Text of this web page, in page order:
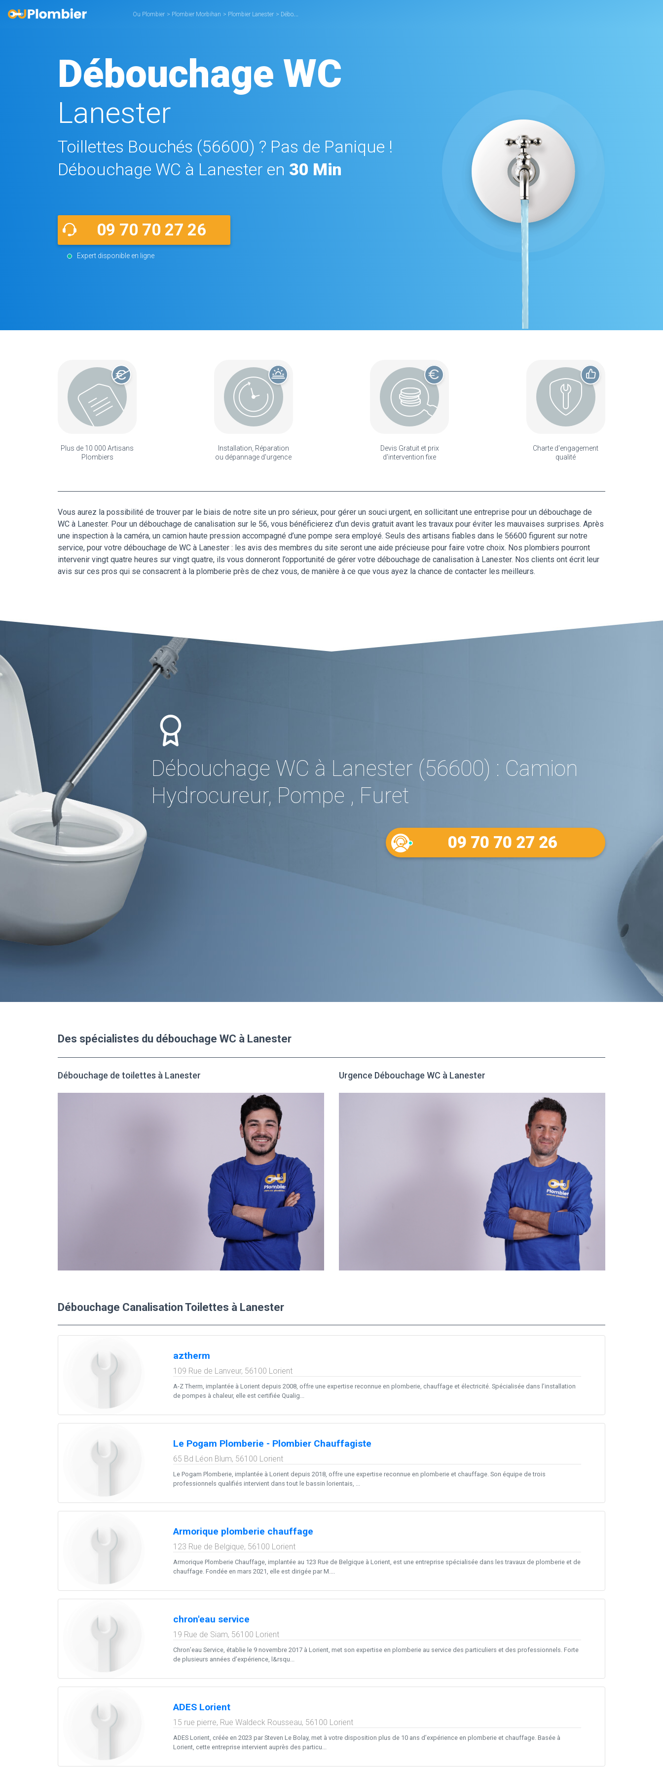
Ou Plombier > Plombier Morbihan > Plombier Lanester > Débouchage WC Lanester
Débouchage WC
Lanester
Toillettes Bouchés (56600) ? Pas de Panique !
Débouchage WC à Lanester en 30 Min
09 70 70 27 26
Expert disponible en ligne
Plus de 10 000 Artisans
Plombiers
Installation, Réparation
ou dépannage d'urgence
Devis Gratuit et prix
d'intervention fixe
Charte d'engagement
qualité
Vous aurez la possibilité de trouver par le biais de notre site un pro sérieux, pour gérer un souci urgent, en sollicitant une entreprise pour un débouchage de
WC à Lanester. Pour un débouchage de canalisation sur le 56, vous bénéficierez d’un devis gratuit avant les travaux pour éviter les mauvaises surprises. Après
une inspection à la caméra, un camion haute pression accompagné d’une pompe sera employé. Seuls des artisans fiables dans le 56600 figurent sur notre
service, pour votre débouchage de WC à Lanester : les avis des membres du site seront une aide précieuse pour faire votre choix. Nos plombiers pourront
intervenir vingt quatre heures sur vingt quatre, ils vous donneront l’opportunité de gérer votre débouchage de canalisation à Lanester. Nos clients ont écrit leur
avis sur ces pros qui se consacrent à la plomberie près de chez vous, de manière à ce que vous ayez la chance de contacter les meilleurs.
Débouchage WC à Lanester (56600) : Camion
Hydrocureur, Pompe , Furet
09 70 70 27 26
Des spécialistes du débouchage WC à Lanester
Débouchage de toilettes à Lanester Urgence Débouchage WC à Lanester
Débouchage Canalisation Toilettes à Lanester
aztherm
109 Rue de Lanveur, 56100 Lorient
A-Z Therm, implantée à Lorient depuis 2008, offre une expertise reconnue en plomberie, chauffage et électricité. Spécialisée dans l’installation
de pompes à chaleur, elle est certifiée Qualig...
Le Pogam Plomberie - Plombier Chauffagiste
65 Bd Léon Blum, 56100 Lorient
Le Pogam Plomberie, implantée à Lorient depuis 2018, offre une expertise reconnue en plomberie et chauffage. Son équipe de trois
professionnels qualifiés intervient dans tout le bassin lorientais, ...
Armorique plomberie chauffage
123 Rue de Belgique, 56100 Lorient
Armorique Plomberie Chauffage, implantée au 123 Rue de Belgique à Lorient, est une entreprise spécialisée dans les travaux de plomberie et de
chauffage. Fondée en mars 2021, elle est dirigée par M....
chron'eau service
19 Rue de Siam, 56100 Lorient
Chron’eau Service, établie le 9 novembre 2017 à Lorient, met son expertise en plomberie au service des particuliers et des professionnels. Forte
de plusieurs années d’expérience, l&rsqu...
ADES Lorient
15 rue pierre, Rue Waldeck Rousseau, 56100 Lorient
ADES Lorient, créée en 2023 par Steven Le Bolay, met à votre disposition plus de 10 ans d’expérience en plomberie et chauffage. Basée à
Lorient, cette entreprise intervient auprès des particu...